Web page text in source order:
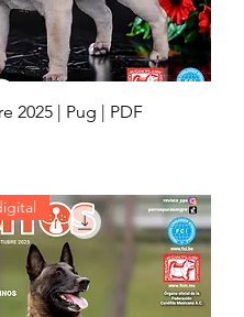
2025 | Pug | PDF